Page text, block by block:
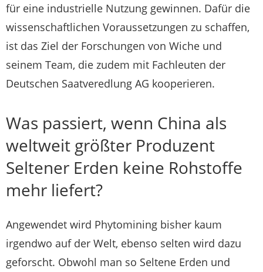
für eine industrielle Nutzung gewinnen. Dafür die
wissenschaftlichen Voraussetzungen zu schaffen,
ist das Ziel der Forschungen von Wiche und
seinem Team, die zudem mit Fachleuten der
Deutschen Saatveredlung AG kooperieren.
Was passiert, wenn China als
weltweit größter Produzent
Seltener Erden keine Rohstoffe
mehr liefert?
Angewendet wird Phytomining bisher kaum
irgendwo auf der Welt, ebenso selten wird dazu
geforscht. Obwohl man so Seltene Erden und